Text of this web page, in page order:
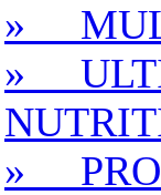
»
»
»